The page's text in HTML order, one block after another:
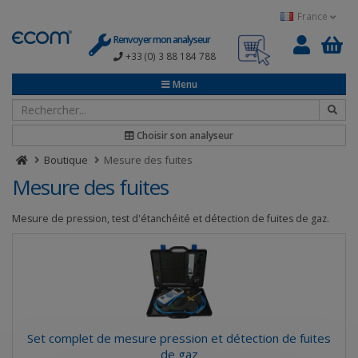
France
Renvoyer mon analyseur
+33 (0) 3 88 184 788
0
Menu
Choisir son analyseur
Boutique Mesure des fuites
Mesure des fuites
Mesure de pression, test d'étanchéité et détection de fuites de gaz.
Set complet de mesure pression et détection de fuites
de gaz